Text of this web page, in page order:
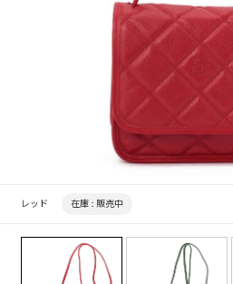
レッド 在庫 : 販売中